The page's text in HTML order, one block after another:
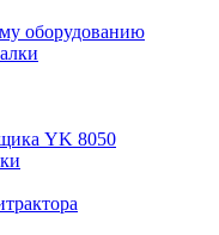
оборудованию
YK 8050